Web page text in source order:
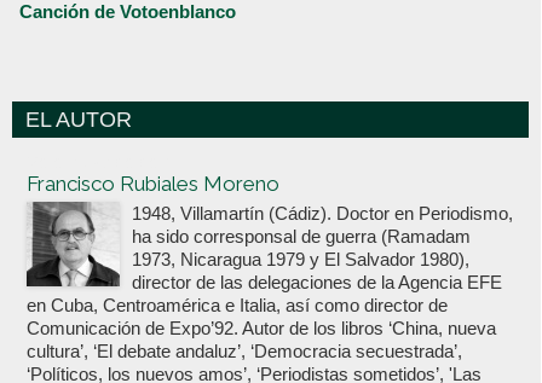
Canción de Votoenblanco
EL AUTOR
Francisco Rubiales Moreno
1948, Villamartín (Cádiz). Doctor en Periodismo,
ha sido corresponsal de guerra (Ramadam
1973, Nicaragua 1979 y El Salvador 1980),
director de las delegaciones de la Agencia EFE
en Cuba, Centroamérica e Italia, así como director de
Comunicación de Expo’92. Autor de los libros ‘China, nueva
cultura’, ‘El debate andaluz’, ‘Democracia secuestrada’,
‘Políticos, los nuevos amos’, ‘Periodistas sometidos’, 'Las